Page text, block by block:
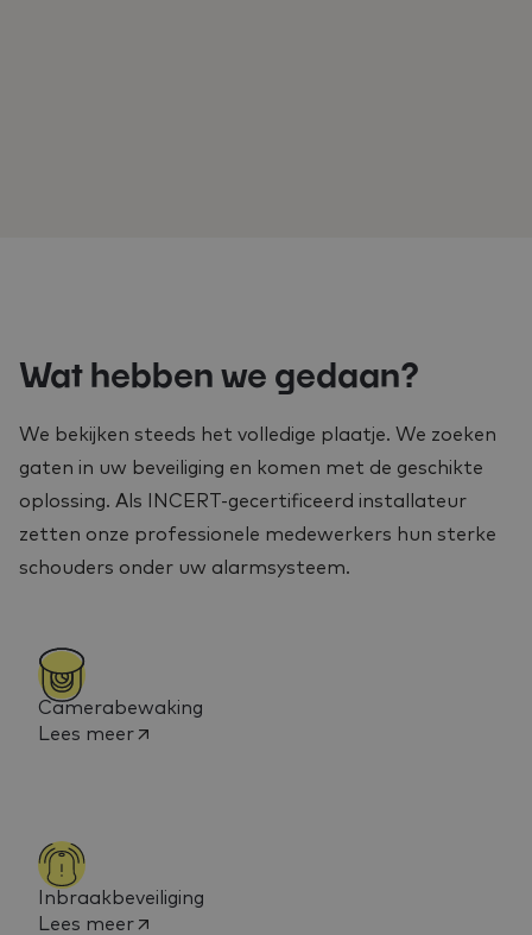
Wat hebben we gedaan?
We bekijken steeds het volledige plaatje. We zoeken
gaten in uw beveiliging en komen met de geschikte
oplossing. Als INCERT-gecertificeerd installateur
zetten onze professionele medewerkers hun sterke
schouders onder uw alarmsysteem.
Camerabewaking
Lees meer
Inbraakbeveiliging
Lees meer